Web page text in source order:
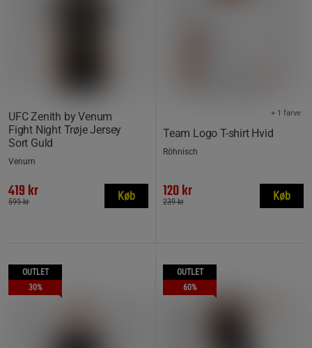
UFC Zenith by Venum
Fight Night Trøje Jersey
Sort Guld
Venum
419 kr
599 kr Køb
Team Logo T-shirt Hvid
+ 1 farve
Röhnisch
120 kr
239 kr Køb
OUTLET
30%
OUTLET
60%